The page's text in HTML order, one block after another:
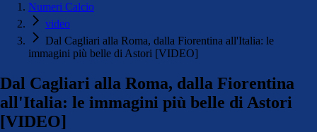
Numeri Calcio
video
Dal Cagliari alla Roma, dalla Fiorentina all'Italia: le
immagini più belle di Astori [VIDEO]
Dal Cagliari alla Roma, dalla Fiorentina
all'Italia: le immagini più belle di Astori
[VIDEO]